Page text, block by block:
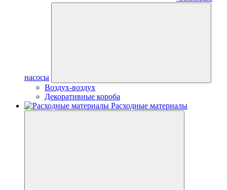
насосы
Воздух-воздух
Декоративные короба
Расходные материалы